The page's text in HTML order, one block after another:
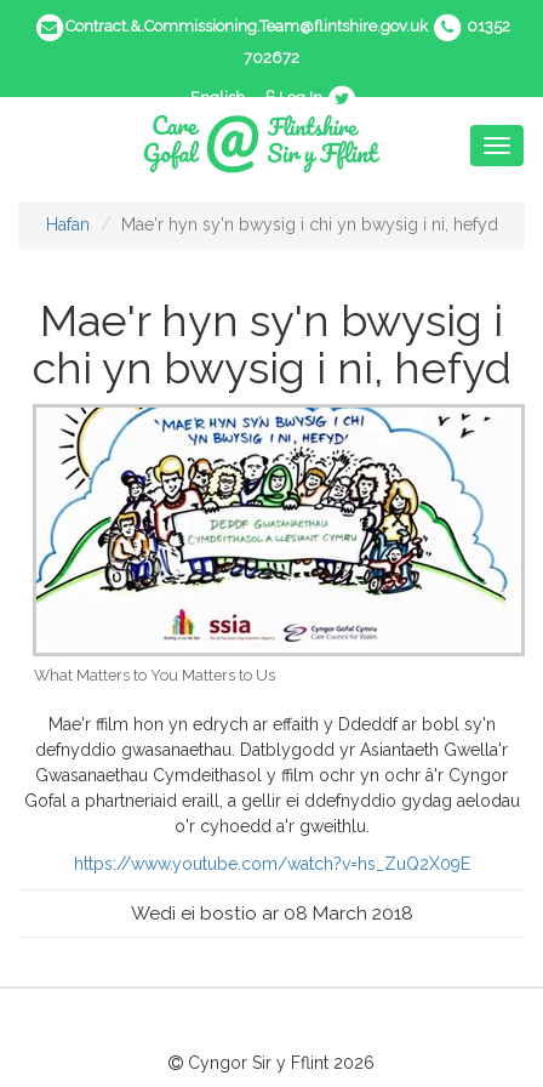
Contract.&.Commissioning.Team@flintshire.gov.uk
01352
702672
English Log In
Hafan Mae'r hyn sy'n bwysig i chi yn bwysig i ni, hefyd
Mae'r hyn sy'n bwysig i
chi yn bwysig i ni, hefyd
What Matters to You Matters to Us
Mae'r ffilm hon yn edrych ar effaith y Ddeddf ar bobl sy'n
defnyddio gwasanaethau. Datblygodd yr Asiantaeth Gwella'r
Gwasanaethau Cymdeithasol y ffilm ochr yn ochr â'r Cyngor
Gofal a phartneriaid eraill, a gellir ei ddefnyddio gydag aelodau
o'r cyhoedd a'r gweithlu.
https://www.youtube.com/watch?v=hs_ZuQ2X09E
Wedi ei bostio ar 08 March 2018
Cyngor Sir y Fflint 2026